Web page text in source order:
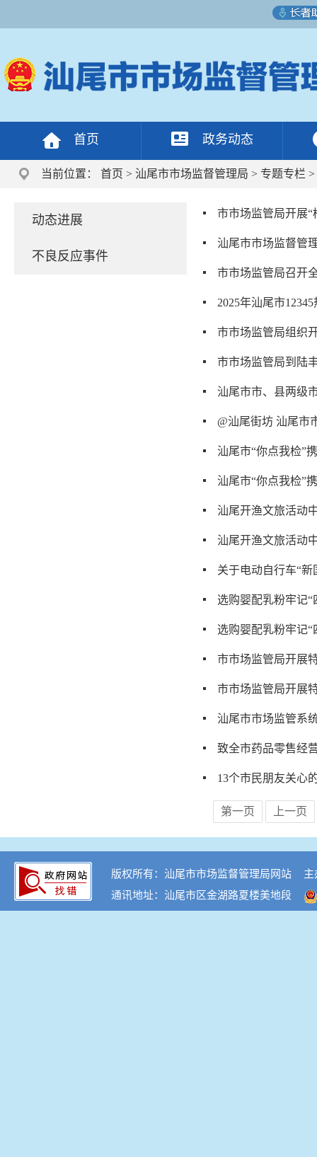
首页 政务动态
当前位置： 首页 > 汕尾市市场监督管理局 > 专题专栏 >
动态进展
不良反应事件
市市场监管局开展“
汕尾市市场监督管
市市场监管局召开
2025年汕尾市
市市场监管局组织
市市场监管局到陆
汕尾市市、县两级
@汕尾街坊 汕尾市
汕尾市“你点我检”
汕尾市“你点我检”
汕尾开渔文旅活动
汕尾开渔文旅活动
关于电动自行车“
选购婴配乳粉牢记“
选购婴配乳粉牢记“
市市场监管局开展
市市场监管局开展
汕尾市市场监管系
致全市药品零售经
13个市民朋友关心
第一页 上一页
版权所有：汕尾市市场监督管理局网站
主
通讯地址：汕尾市区金湖路夏楼美地段